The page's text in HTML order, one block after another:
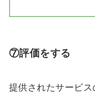
⑦評価をする
提供されたサービス